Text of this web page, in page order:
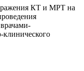
КТ и МРТ на
клинического